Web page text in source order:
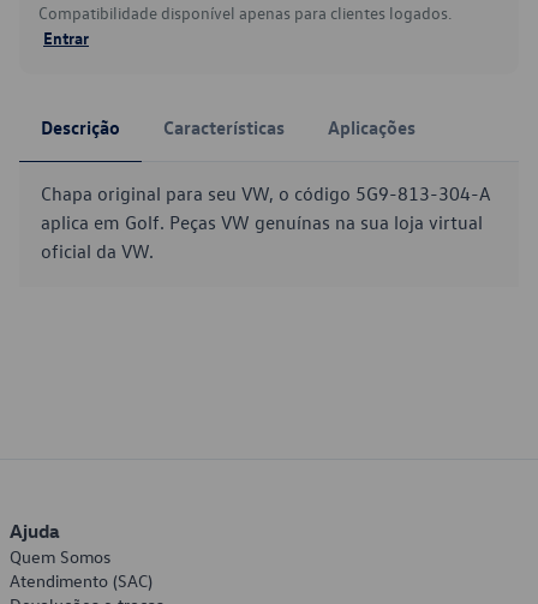
Compatibilidade disponível apenas para clientes logados.
Entrar
Descrição Características Aplicações
Chapa original para seu VW, o código 5G9-813-304-A
aplica em Golf. Peças VW genuínas na sua loja virtual
oficial da VW.
Ajuda
Quem Somos
Atendimento (SAC)